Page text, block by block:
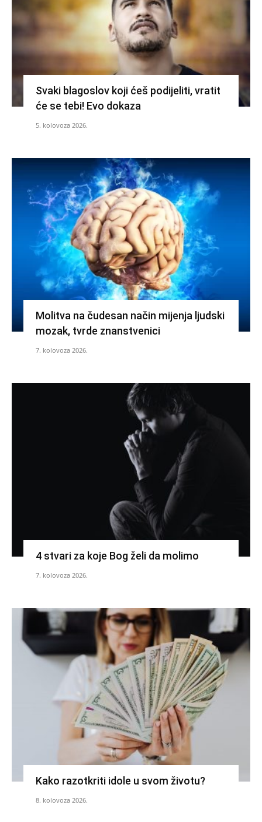
Svaki blagoslov koji ćeš podijeliti, vratit
će se tebi! Evo dokaza
5. kolovoza 2026.
Molitva na čudesan način mijenja ljudski
mozak, tvrde znanstvenici
7. kolovoza 2026.
4 stvari za koje Bog želi da molimo
7. kolovoza 2026.
Kako razotkriti idole u svom životu?
8. kolovoza 2026.